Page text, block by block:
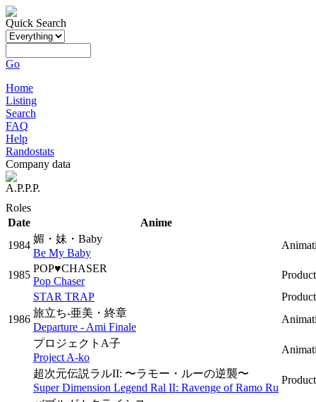
Quick Search
Go
Home
Listing
Search
FAQ
Help
Randostats
Company data
A.P.P.P.
Roles
Date
Anime
1984
媚・妹・Baby
Be My Baby
1985
POP♥CHASER
Pop Chaser
STAR TRAP
1986
旅立ち-亜美・終章
Departure - Ami Finale
プロジェクトA子
Project A-ko
超次元伝説ラルII: 〜ラモー・ルーの逆襲〜
Super Dimension Legend Ral II: Ravenge of Ramo Ru